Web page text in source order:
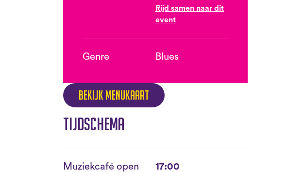
Rijd samen naar dit
event
Genre Blues
Bekijk menukaart
Tijdschema
Muziekcafé open 17:00